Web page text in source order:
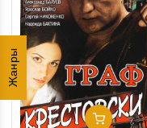
Жанры
Добавить